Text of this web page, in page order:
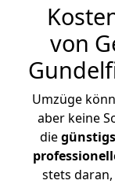
von
Umzüge
aber keine
die
stets